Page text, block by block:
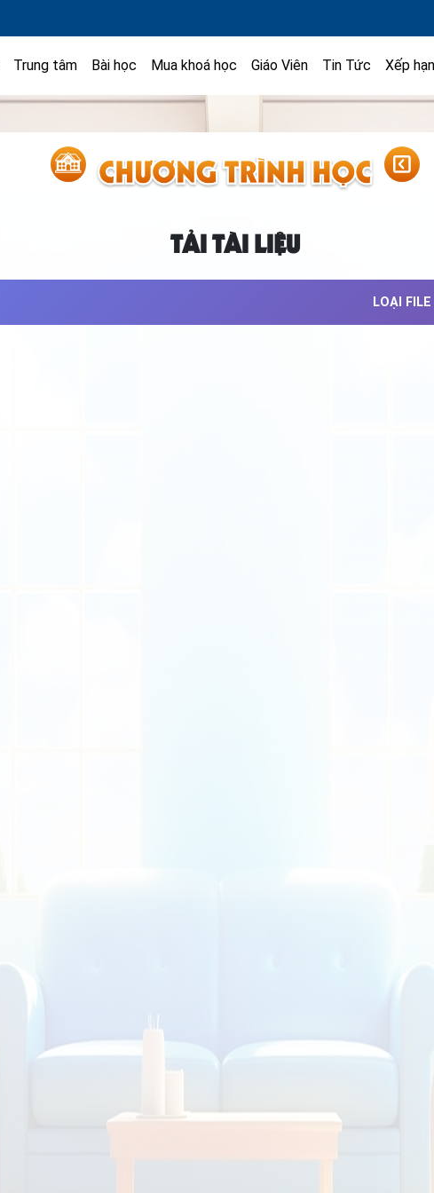
Trung tâm Bài học Mua khoá học Giáo Viên Tin Tức Xếp
TẢI TÀI LIỆU
LOẠI FILE